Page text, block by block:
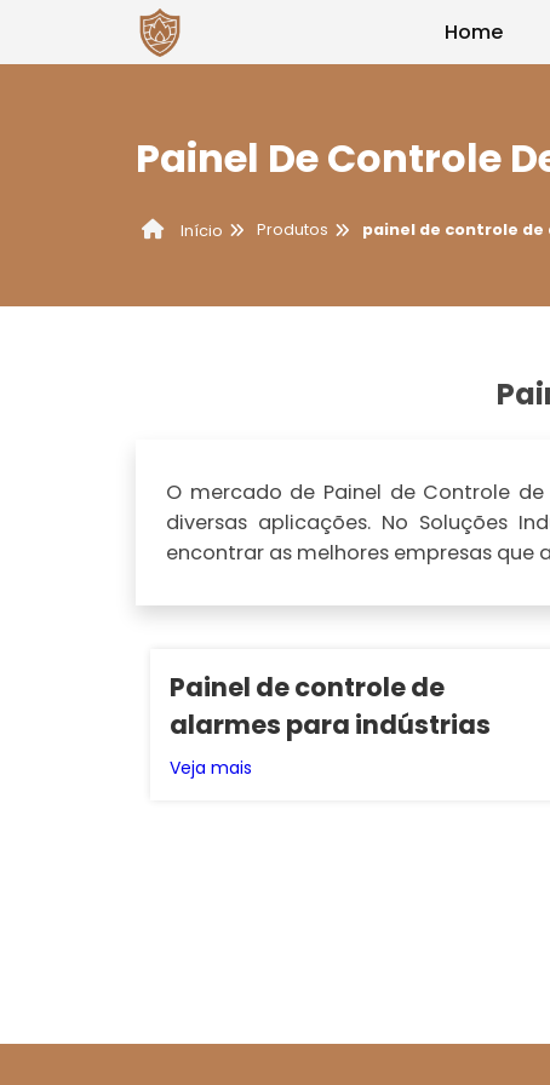
Home
Painel De Controle
Início Produtos painel de controle
O mercado de Painel de Controle
diversas aplicações. No Soluções
encontrar as melhores empresas que
Painel de controle de
alarmes para indústrias
Veja mais